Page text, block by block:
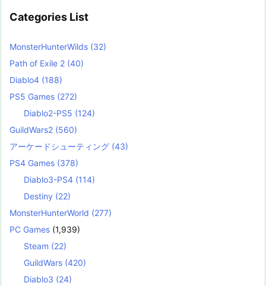
Categories List
MonsterHunterWilds (32)
Path of Exile 2 (40)
Diablo4 (188)
PS5 Games (272)
Diablo2-PS5 (124)
GuildWars2 (560)
アーケードシューティング (43)
PS4 Games (378)
Diablo3-PS4 (114)
Destiny (22)
MonsterHunterWorld (277)
PC Games (1,939)
Steam (22)
GuildWars (420)
Diablo3 (24)